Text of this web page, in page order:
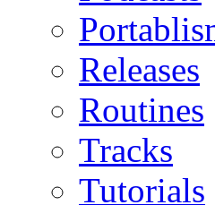
Releases
Routines
Tracks
Tutorials